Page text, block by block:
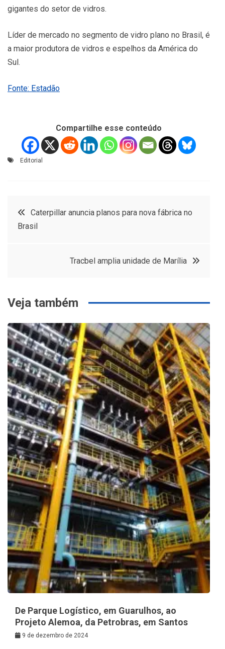
gigantes do setor de vidros.
Líder de mercado no segmento de vidro plano no Brasil, é
a maior produtora de vidros e espelhos da América do
Sul.
Fonte: Estadão
Compartilhe esse conteúdo
Editorial
Navegação
Caterpillar anuncia planos para nova fábrica no
Brasil
Tracbel amplia unidade de Marília
Veja também
De Parque Logístico, em Guarulhos, ao
Projeto Alemoa, da Petrobras, em Santos
9 de dezembro de 2024